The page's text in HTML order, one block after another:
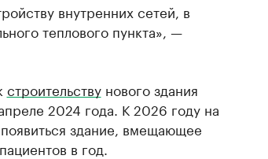
внутренних сетей, в
теплового пункта», —
строительствунового здания
2024 года. К 2026 году на
здание, вмещающее
в год.